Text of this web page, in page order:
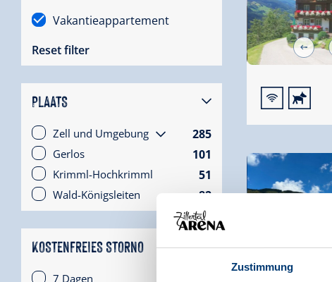
Zustimmung
Vakantieappartement
Reset filter
PLAATS
Zell und Umgebung 285
Gerlos 101
Krimml-Hochkrimml 51
Wald-Königsleiten 82
KOSTENFREIES STORNO
7 Dagen
🜉🔮